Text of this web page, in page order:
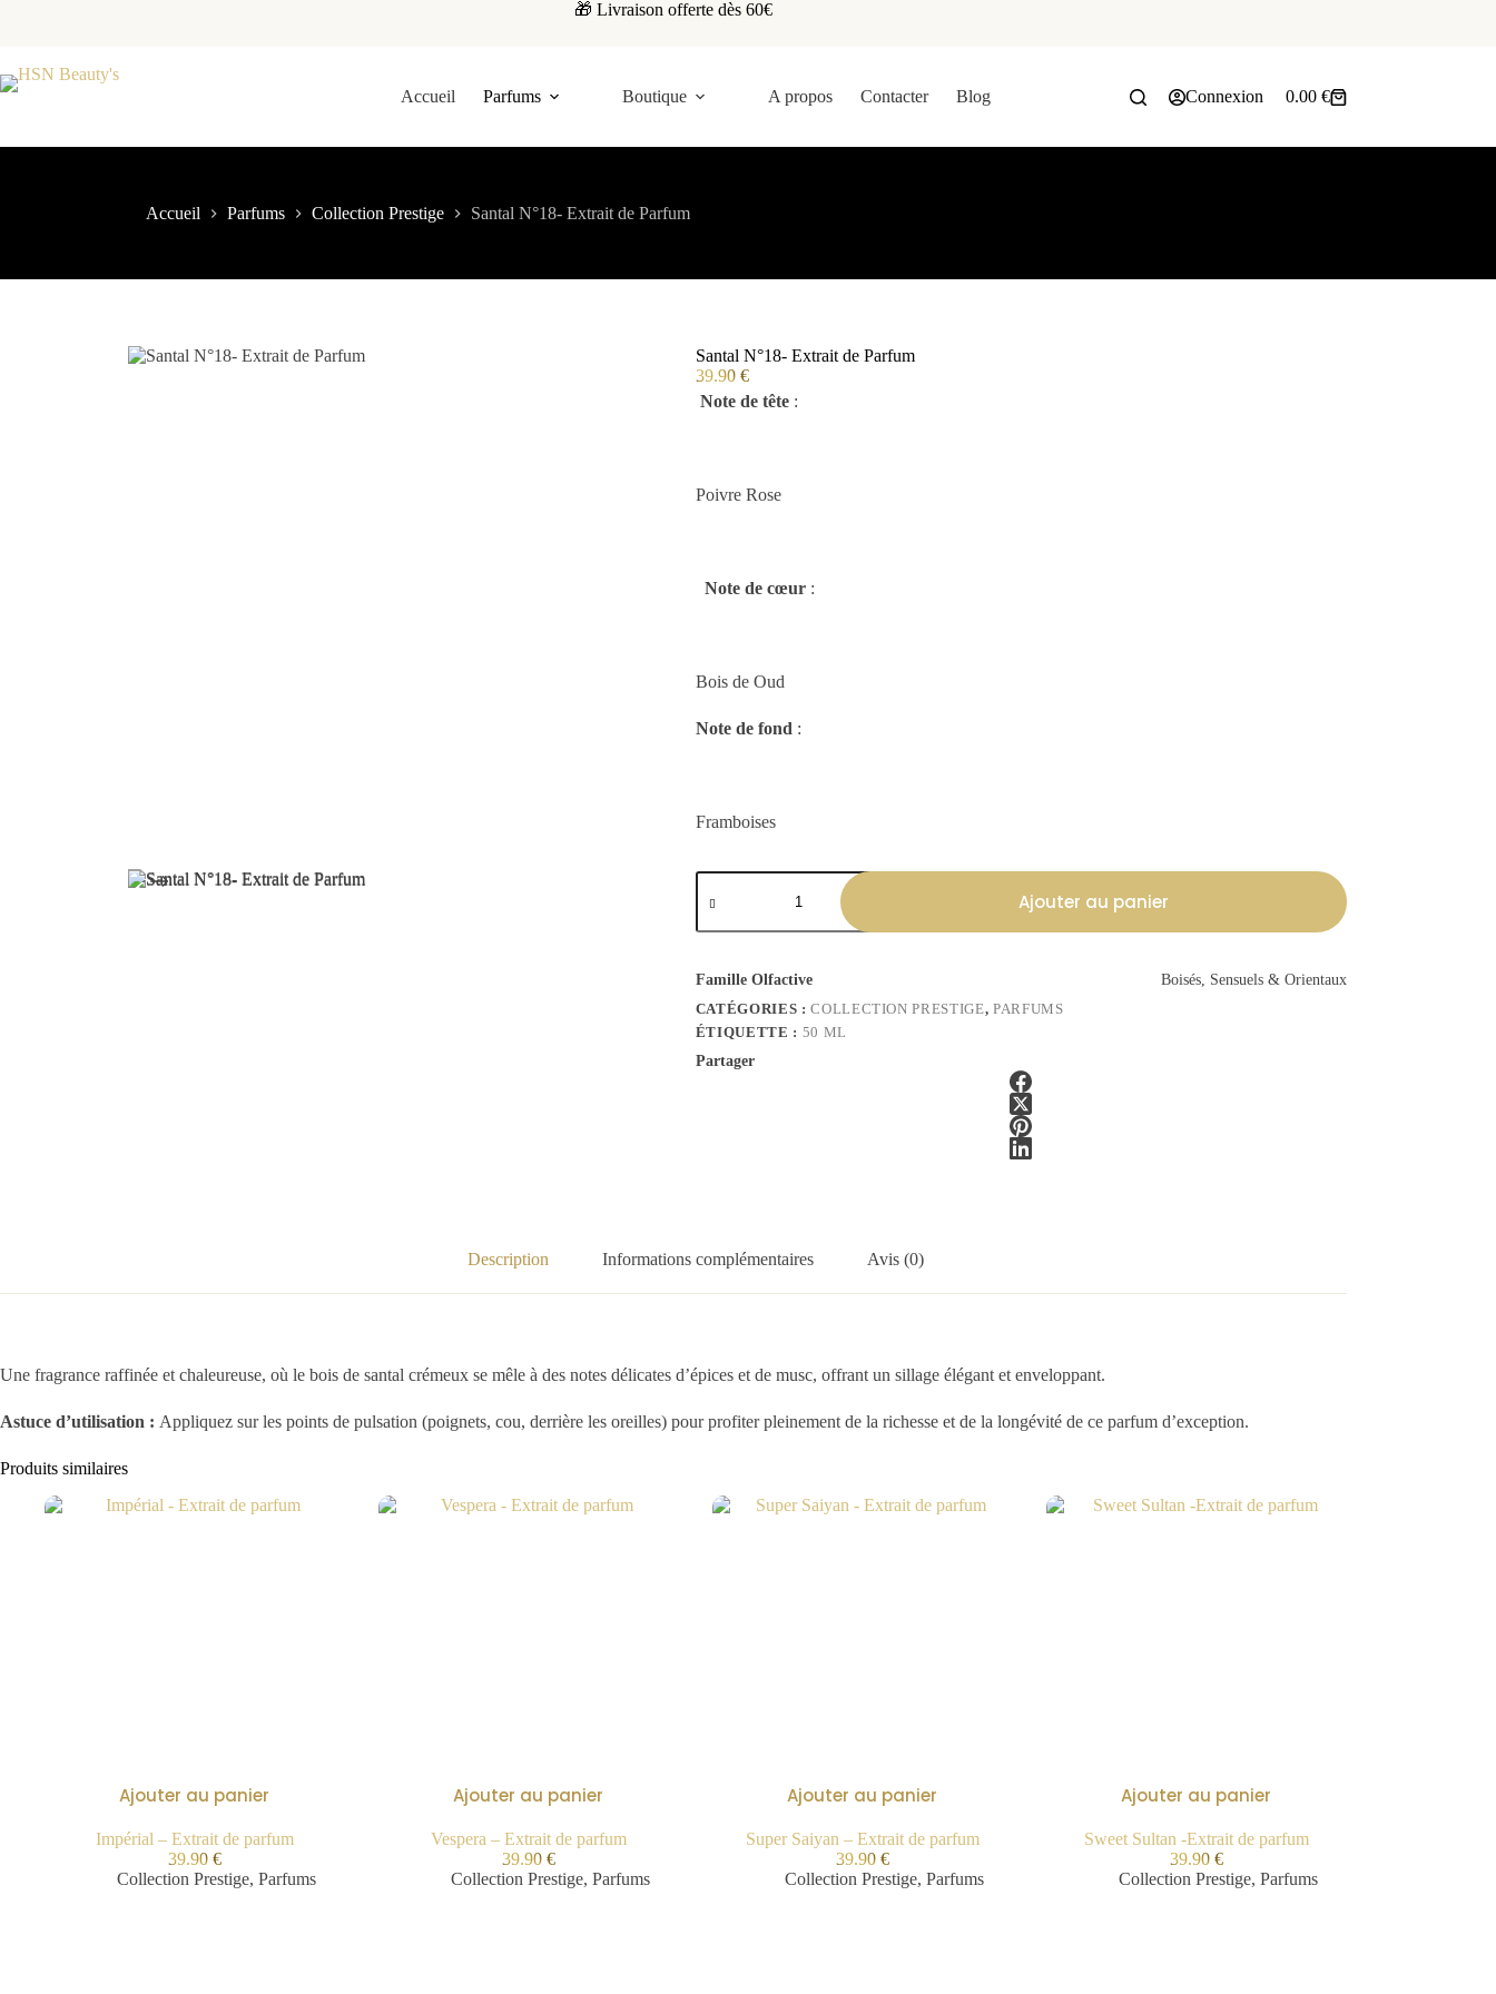
🎁 Livraison offerte dès 60€
Accueil Parfums Boutique A propos Contacter Blog Connexion 0.00 €
Accueil Parfums Collection Prestige Santal N°18- Extrait de Parfum
Santal N°18- Extrait de Parfum
39.90 €
Note de tête:
Poivre Rose
Note de cœur:
Bois de Oud
Note de fond :
Framboises
Ajouter au panier
Famille Olfactive
Boisés, Sensuels & Orientaux
CATÉGORIES :COLLECTION PRESTIGE, PARFUMS
ÉTIQUETTE : 50 ML
Partager
Description Informations complémentaires Avis (0)
Une fragrance raffinée et chaleureuse, où le bois de santal crémeux se mêle à des notes délicates d’épices et de musc, offrant un sillage élégant et enveloppant.
Astuce d’utilisation : Appliquez sur les points de pulsation (poignets, cou, derrière les oreilles) pour profiter pleinement de la richesse et de la longévité de ce parfum d’exception.
Produits similaires
Ajouter au panier
Impérial – Extrait de parfum
39.90 €
Collection Prestige,Parfums
Ajouter au panier
Vespera – Extrait de parfum
39.90 €
Collection Prestige,Parfums
Ajouter au panier
Super Saiyan – Extrait de parfum
39.90 €
Collection Prestige,Parfums
Ajouter au panier
Sweet Sultan -Extrait de parfum
39.90 €
Collection Prestige,Parfums